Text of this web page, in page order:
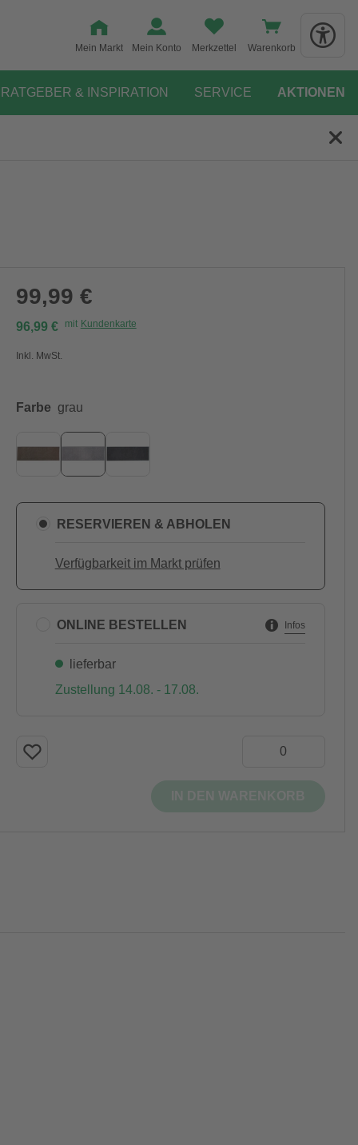
Mein Markt Mein Konto Merkzettel Warenkorb
RATGEBER & INSPIRATION SERVICE AKTIONEN
99,99 €
96,99 € mit Kundenkarte
Inkl. MwSt.
Farbe grau
RESERVIEREN & ABHOLEN
Verfügbarkeit im Markt prüfen
ONLINE BESTELLEN Infos
lieferbar
Zustellung 14.08. - 17.08.